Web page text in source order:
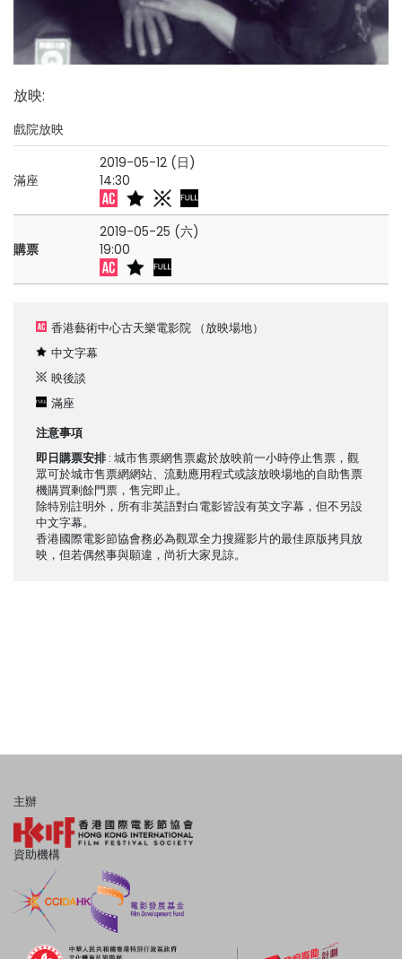
放映:
戲院放映
滿座
2019-05-12 (日)
14:30
購票
2019-05-25 (六)
19:00
香港藝術中心古天樂電影院 （放映場地）
中文字幕
映後談
滿座
注意事項
即日購票安排 : 城市售票網售票處於放映前一小時停止售票，觀
眾可於城市售票網網站、流動應用程式或該放映場地的自助售票
機購買剩餘門票，售完即止。
除特別註明外，所有非英語對白電影皆設有英文字幕，但不另設
中文字幕。
香港國際電影節協會務必為觀眾全力搜羅影片的最佳原版拷貝放
映，但若偶然事與願違，尚祈大家見諒。
主辦
資助機構